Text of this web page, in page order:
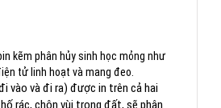
kẽm phân hủy sinh học mỏng như
tử linh hoạt và mang đeo.
vào và đi ra) được in trên cả hai
rác, chôn vùi trong đất, sẽ phân